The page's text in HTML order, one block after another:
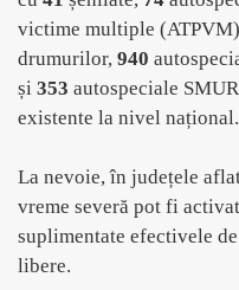
victime multiple
drumurilor, 940
și 353 autospeciale
existente la nivel național.
La nevoie, în județele
vreme severă pot fi
suplimentate efectivele
libere.